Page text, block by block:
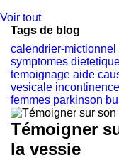
Voir tout
Tags de blog
calendrier-mictionnel
symptomes
temoignage aide
vesicale
femmes parkinson
Témoigner
la vessie